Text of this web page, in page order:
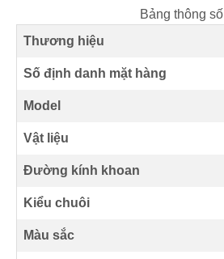
Bảng thông số
Thương hiệu
Số định danh mặt hàng
Model
Vật liệu
Đường kính khoan
Kiểu chuôi
Màu sắc